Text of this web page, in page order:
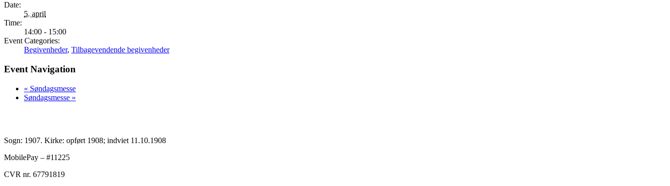
Date:
5. april
Time:
14:00 - 15:00
Event Categories:
Begivenheder, Tilbagevendende begivenheder
Event Navigation
« Søndagsmesse
Søndagsmesse »
Sogn: 1907. Kirke: opført 1908; indviet 11.10.1908
MobilePay – #11225
CVR nr. 67791819